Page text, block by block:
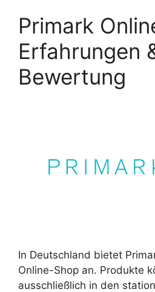
Primark
Erfahrungen
Bewertung
In Deutschland bietet
Online-Shop an. Produkte
ausschließlich in den